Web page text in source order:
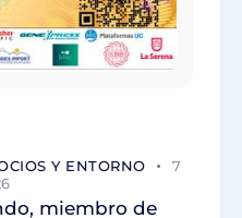
Y ENTORNO
7
miembro de